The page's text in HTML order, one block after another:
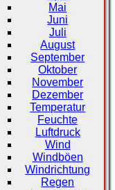
Mai
Juni
Juli
August
September
Oktober
November
Dezember
Temperatur
Feuchte
Luftdruck
Wind
Windböen
Windrichtung
Regen